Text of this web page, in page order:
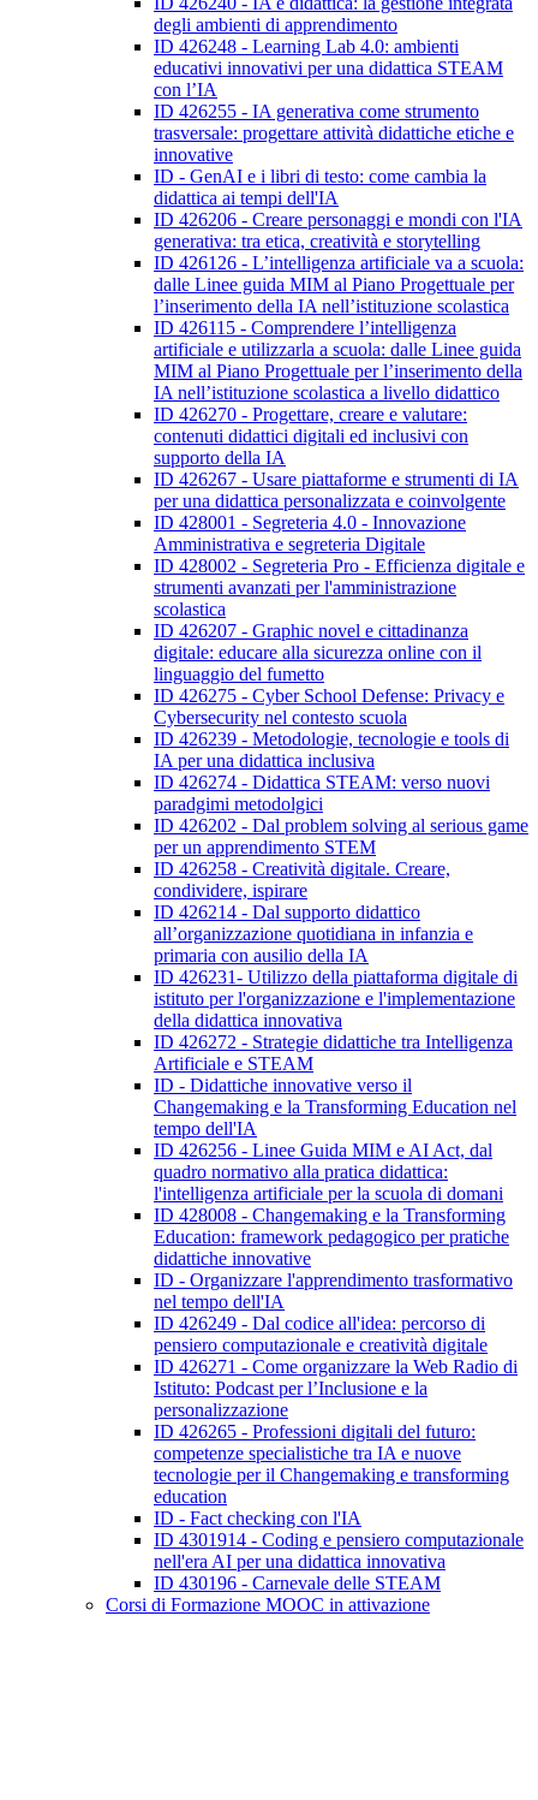
degli ambienti di apprendimento
ID 426248 - Learning Lab 4.0: ambienti
educativi innovativi per una didattica STEAM
con l’IA
ID 426255 - IA generativa come strumento
trasversale: progettare attività didattiche etiche e
innovative
ID - GenAI e i libri di testo: come cambia la
didattica ai tempi dell'IA
ID 426206 - Creare personaggi e mondi con l'IA
generativa: tra etica, creatività e storytelling
ID 426126 - L’intelligenza artificiale va a scuola:
dalle Linee guida MIM al Piano Progettuale per
l’inserimento della IA nell’istituzione scolastica
ID 426115 - Comprendere l’intelligenza
artificiale e utilizzarla a scuola: dalle Linee guida
MIM al Piano Progettuale per l’inserimento della
IA nell’istituzione scolastica a livello didattico
ID 426270 - Progettare, creare e valutare:
contenuti didattici digitali ed inclusivi con
supporto della IA
ID 426267 - Usare piattaforme e strumenti di IA
per una didattica personalizzata e coinvolgente
ID 428001 - Segreteria 4.0 - Innovazione
Amministrativa e segreteria Digitale
ID 428002 - Segreteria Pro - Efficienza digitale e
strumenti avanzati per l'amministrazione
scolastica
ID 426207 - Graphic novel e cittadinanza
digitale: educare alla sicurezza online con il
linguaggio del fumetto
ID 426275 - Cyber School Defense: Privacy e
Cybersecurity nel contesto scuola
ID 426239 - Metodologie, tecnologie e tools di
IA per una didattica inclusiva
ID 426274 - Didattica STEAM: verso nuovi
paradgimi metodolgici
ID 426202 - Dal problem solving al serious game
per un apprendimento STEM
ID 426258 - Creatività digitale. Creare,
condividere, ispirare
ID 426214 - Dal supporto didattico
all’organizzazione quotidiana in infanzia e
primaria con ausilio della IA
ID 426231- Utilizzo della piattaforma digitale di
istituto per l'organizzazione e l'implementazione
della didattica innovativa
ID 426272 - Strategie didattiche tra Intelligenza
Artificiale e STEAM
ID - Didattiche innovative verso il
Changemaking e la Transforming Education nel
tempo dell'IA
ID 426256 - Linee Guida MIM e AI Act, dal
quadro normativo alla pratica didattica:
l'intelligenza artificiale per la scuola di domani
ID 428008 - Changemaking e la Transforming
Education: framework pedagogico per pratiche
didattiche innovative
ID - Organizzare l'apprendimento trasformativo
nel tempo dell'IA
ID 426249 - Dal codice all'idea: percorso di
pensiero computazionale e creatività digitale
ID 426271 - Come organizzare la Web Radio di
Istituto: Podcast per l’Inclusione e la
personalizzazione
ID 426265 - Professioni digitali del futuro:
competenze specialistiche tra IA e nuove
tecnologie per il Changemaking e transforming
education
ID - Fact checking con l'IA
ID 4301914 - Coding e pensiero computazionale
nell'era AI per una didattica innovativa
ID 430196 - Carnevale delle STEAM
Corsi di Formazione MOOC in attivazione